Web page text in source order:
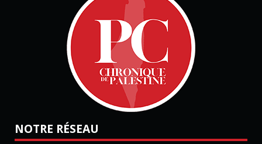
NOTRE RÉSEAU